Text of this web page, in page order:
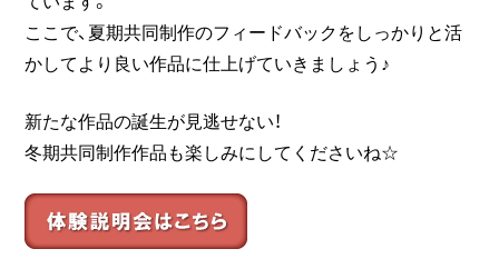
ここで、夏期共同制作のフィードバックをしっかりと活
かしてより良い作品に仕上げていきましょう♪
新たな作品の誕生が見逃せない！
冬期共同制作作品も楽しみにしてくださいね☆